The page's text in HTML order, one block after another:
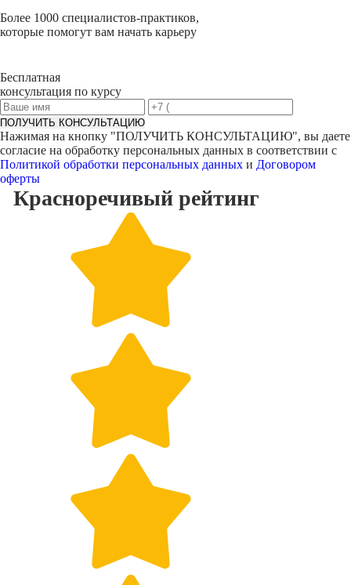
Более 1000 специалистов-практиков,
которые помогут вам начать карьеру
Бесплатная
консультация по курсу
ПОЛУЧИТЬ КОНСУЛЬТАЦИЮ
Нажимая на кнопку "ПОЛУЧИТЬ КОНСУЛЬТАЦИЮ", вы даете
согласие на обработку персональных данных в соответствии с
Политикой обработки персональных данных и Договором
оферты
Красноречивый рейтинг